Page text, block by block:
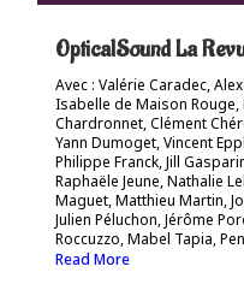
OpticalSound La
Avec : Valérie Caradec,
Isabelle de Maison
Chardronnet, Clément
Yann Dumoget, Vincent
Philippe Franck, Jill
Raphaële Jeune, Nathalie
Maguet, Matthieu Martin,
Julien Péluchon, Jérôme
Roccuzzo, Mabel Tapia,
Read More